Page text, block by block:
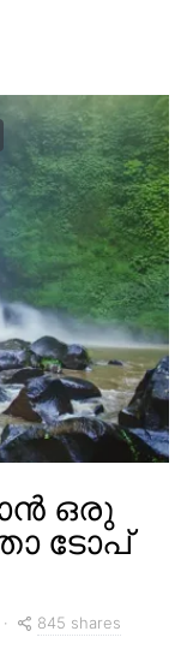
ഒരു
ടോപ്
845 shares